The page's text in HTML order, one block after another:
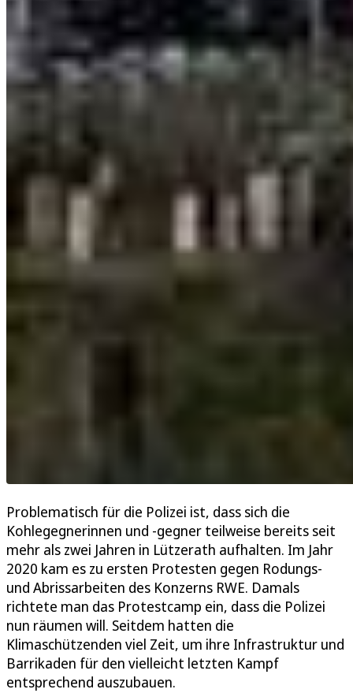
Problematisch für die Polizei ist, dass sich die
Kohlegegnerinnen und -gegner teilweise bereits seit
mehr als zwei Jahren in Lützerath aufhalten. Im Jahr
2020 kam es zu ersten Protesten gegen Rodungs-
und Abrissarbeiten des Konzerns RWE. Damals
richtete man das Protestcamp ein, dass die Polizei
nun räumen will. Seitdem hatten die
Klimaschützenden viel Zeit, um ihre Infrastruktur und
Barrikaden für den vielleicht letzten Kampf
entsprechend auszubauen.